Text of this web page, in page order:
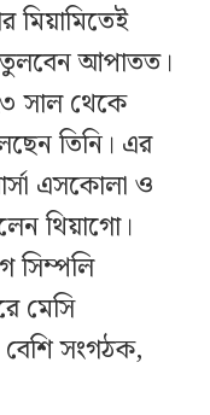
মিয়ামিতেই
তুলবেন আপাতত।
সাল থেকে
তিনি। এর
এসকোলা ও
থিয়াগো।
সিম্পলি
মেসি
বেশি সংগঠক,